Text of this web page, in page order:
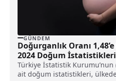
GÜNDEM
Doğurganlık Oranı
2024 Doğum İstatistikleri
Türkiye İstatistik Kurumu’nun
ait doğum istatistikleri,